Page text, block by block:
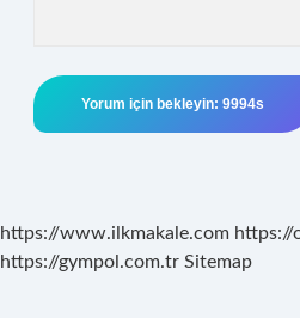
https://www.ilkmakale.com https://
https://gympol.com.tr Sitemap